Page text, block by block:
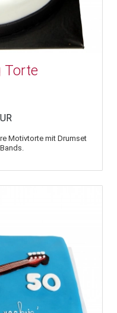
Torte
Motivtorte mit Drumset